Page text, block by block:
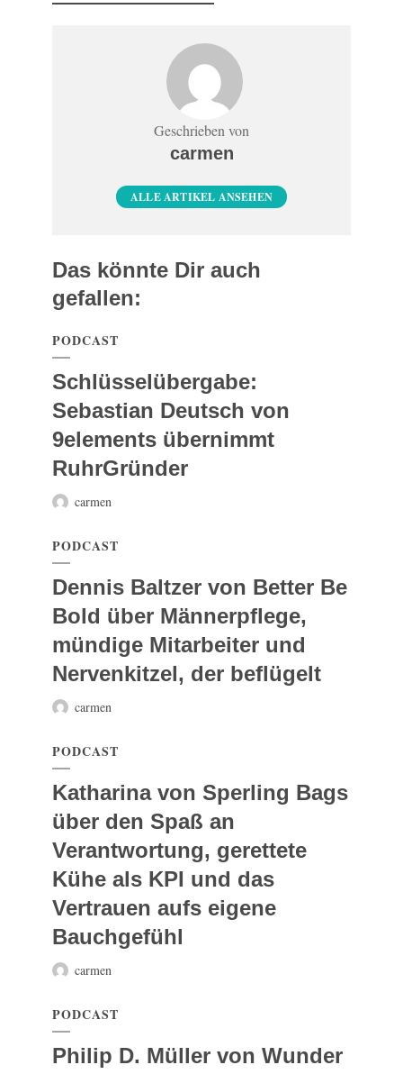
Geschrieben von
carmen
ALLE ARTIKEL ANSEHEN
Das könnte Dir auch
gefallen:
PODCAST
Schlüsselübergabe:
Sebastian Deutsch von
9elements übernimmt
RuhrGründer
carmen
PODCAST
Dennis Baltzer von Better Be
Bold über Männerpflege,
mündige Mitarbeiter und
Nervenkitzel, der beflügelt
carmen
PODCAST
Katharina von Sperling Bags
über den Spaß an
Verantwortung, gerettete
Kühe als KPI und das
Vertrauen aufs eigene
Bauchgefühl
carmen
PODCAST
Philip D. Müller von Wunder